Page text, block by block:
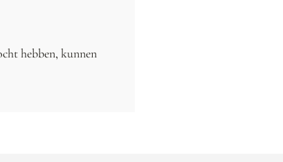
hebben, kunnen